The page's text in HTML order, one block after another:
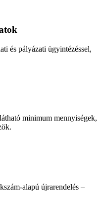
és pályázati ügyintézéssel,
minimum mennyiségek,
alapú újrarendelés –